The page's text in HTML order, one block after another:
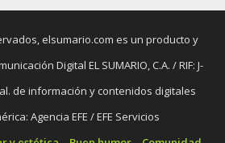
elsumario.com es un producto y
Digital EL SUMARIO, C.A. / RIF: J-
de información y contenidos digitales
Agencia EFE / EFE Servicios